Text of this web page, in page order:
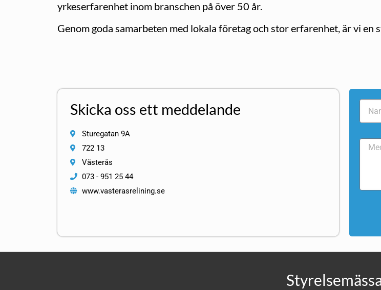
yrkeserfarenhet inom branschen på över 50 år.
Genom goda samarbeten med lokala företag och stor erfarenhet, är vi
Skicka oss ett meddelande
Sturegatan 9A
722 13
Västerås
073 - 951 25 44
www.vasterasrelining.se